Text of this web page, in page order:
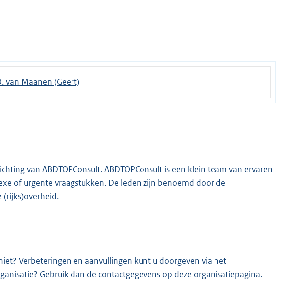
van Maanen (Geert)
van ABDTOPConsult. ABDTOPConsult is een klein team van ervaren
of urgente vraagstukken. De leden zijn benoemd door de
(rijks)overheid.
Verbeteringen en aanvullingen kunt u doorgeven via het
Gebruik dan de contactgegevens op deze organisatiepagina.